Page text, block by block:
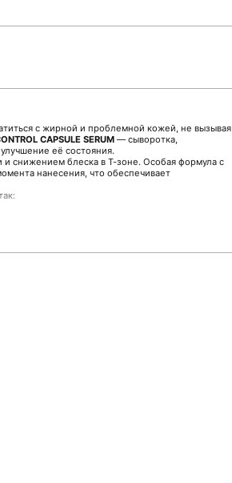
с жирной и проблемной кожей, не вызывая
CAPSULE SERUM — сыворотка,
её состояния.
и снижением блеска в Т-зоне. Особая формула с
нанесения, что обеспечивает
качественного состава;
продукт удобным для регулярного
на очищенную кожу и аккуратно